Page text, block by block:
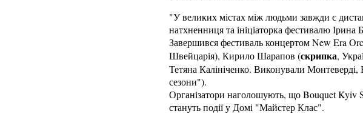
"У великих містах між людьми завжди є
натхненниця та ініціаторка фестивалю Ірина
Завершився фестиваль концертом New Era
Швейцарія), Кирило Шарапов (скрипка,
Тетяна Калініченко. Виконували
сезони").
Організатори наголошують, що Bouquet Kyiv
стануть події у Домі "Майстер Клас".